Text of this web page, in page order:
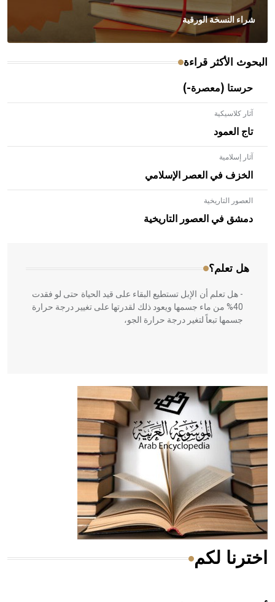
شراء النسخة الورقية
البحوث الأكثر قراءة
حرستا (معصرة-)
آثار كلاسيكية
تاج العمود
آثار إسلامية
الخزف في العصر الإسلامي
العصور التاريخية
دمشق في العصور التاريخية
هل تعلم؟
- هل تعلم أن الأبلق نوع من الفنون الهندسية التي ارتبطت
بالعمارة الإسلامية في بلاد الشام ومصر خاصة، حيث يحرص
المعمار على بناء مداميكه وخاصة في الواجهات
- هل تعلم أن الإبل تستطيع البقاء على قيد الحياة حتى لو فقدت
40% من ماء جسمها ويعود ذلك لقدرتها على تغيير درجة حرارة
جسمها تبعاً لتغير درجة حرارة الجو،
- هل تعلم أن أبقراط كتب في الطب أربعة مؤلفات هي:
الحكم، الأدلة، تنظيم التغذية، ورسالته في جروح الرأس. ويعود
له الفضل بأنه حرر الطب من الدين والفلسفة.
- هل تعلم أن المرجان إفراز حيواني يتكون في البحر ويتركب
من مادة كربونات الكلسيوم، وهو أحمر أو شديد الحمرة وهو
أجود أنواعه، ويمتاز بكبر الحجم ويسمى الش
هل تعلم أن الأبسيد كلمة فرنسية اللفظ تم اعتمادها مصطلحاً
اخترنا لكم